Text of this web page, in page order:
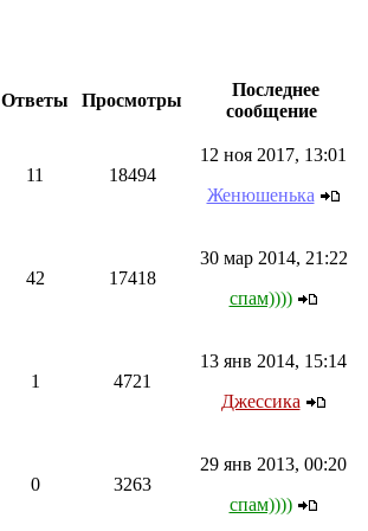
Ответы Просмотры
Последнее
сообщение
11 18494
12 ноя 2017, 13:01
Женюшенька
42 17418
30 мар 2014, 21:22
спам))))
1 4721
13 янв 2014, 15:14
Джессика
0 3263
29 янв 2013, 00:20
спам))))